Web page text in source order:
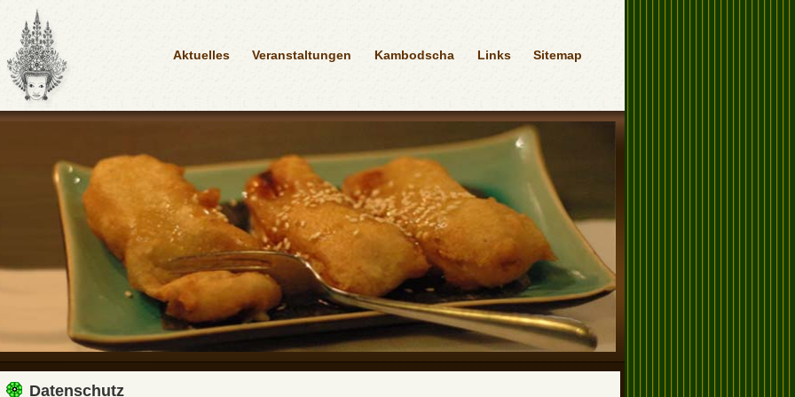
Aktuelles Veranstaltungen Kambodscha Links Sitemap
Datenschutz